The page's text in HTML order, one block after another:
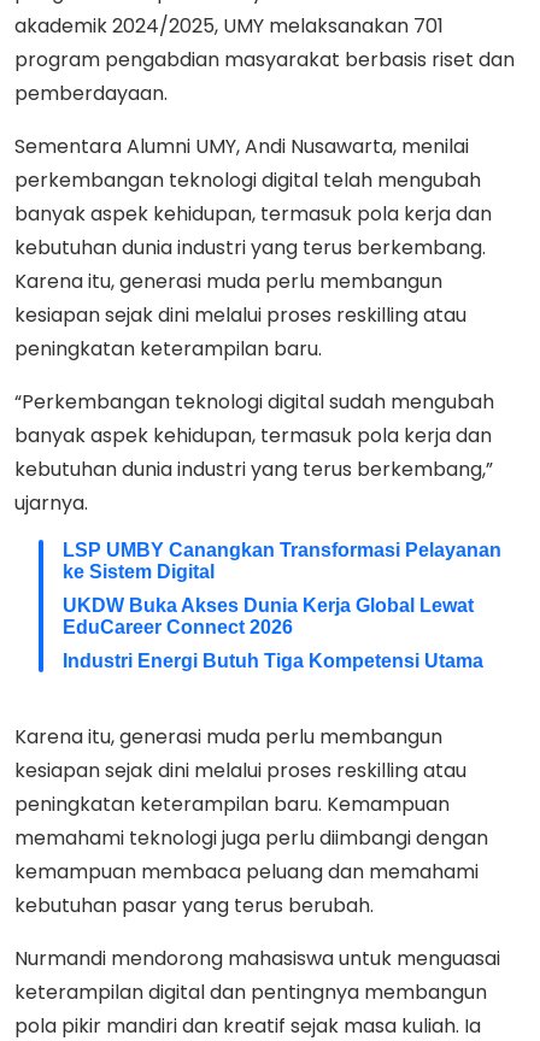
akademik 2024/2025, UMY melaksanakan 701
program pengabdian masyarakat berbasis riset dan
pemberdayaan.
Sementara Alumni UMY, Andi Nusawarta, menilai
perkembangan teknologi digital telah mengubah
banyak aspek kehidupan, termasuk pola kerja dan
kebutuhan dunia industri yang terus berkembang.
Karena itu, generasi muda perlu membangun
kesiapan sejak dini melalui proses reskilling atau
peningkatan keterampilan baru.
“Perkembangan teknologi digital sudah mengubah
banyak aspek kehidupan, termasuk pola kerja dan
kebutuhan dunia industri yang terus berkembang,”
ujarnya.
LSP UMBY Canangkan Transformasi Pelayanan
ke Sistem Digital
UKDW Buka Akses Dunia Kerja Global Lewat
EduCareer Connect 2026
Industri Energi Butuh Tiga Kompetensi Utama
Karena itu, generasi muda perlu membangun
kesiapan sejak dini melalui proses reskilling atau
peningkatan keterampilan baru. Kemampuan
memahami teknologi juga perlu diimbangi dengan
kemampuan membaca peluang dan memahami
kebutuhan pasar yang terus berubah.
Nurmandi mendorong mahasiswa untuk menguasai
keterampilan digital dan pentingnya membangun
pola pikir mandiri dan kreatif sejak masa kuliah. Ia